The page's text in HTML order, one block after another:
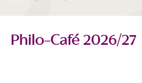
Philo-Café 2026/27